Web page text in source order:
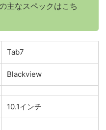
主なスペックはこち
Tab7
Blackview
10.1インチ